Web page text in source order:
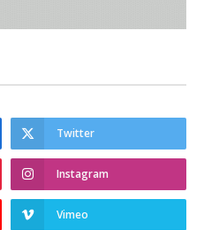
Twitter
Instagram
Vimeo